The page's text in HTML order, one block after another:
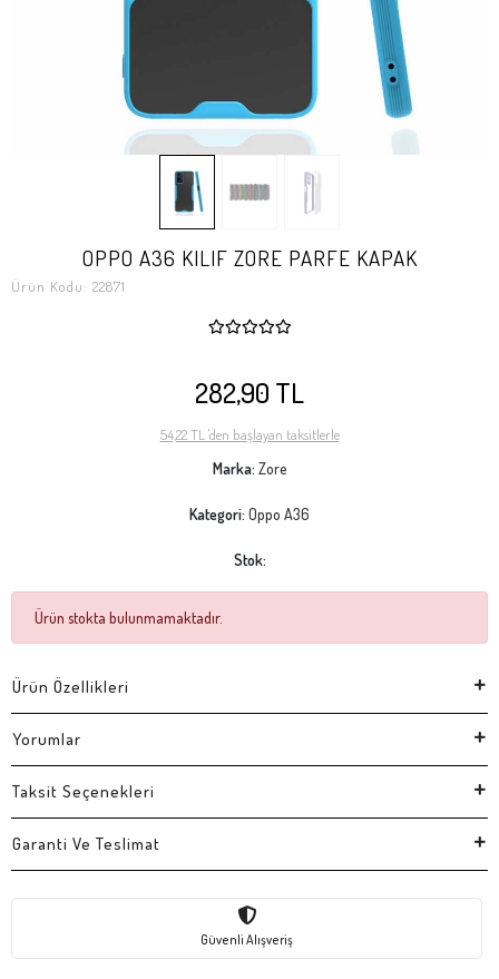
OPPO A36 KILIF ZORE PARFE KAPAK
Ürün Kodu: 22871
282,90 TL
54,22 TL 'den başlayan taksitlerle
Marka: Zore
Kategori: Oppo A36
Stok:
Ürün stokta bulunmamaktadır.
Ürün Özellikleri
Yorumlar
Taksit Seçenekleri
Garanti Ve Teslimat
Güvenli Alışveriş